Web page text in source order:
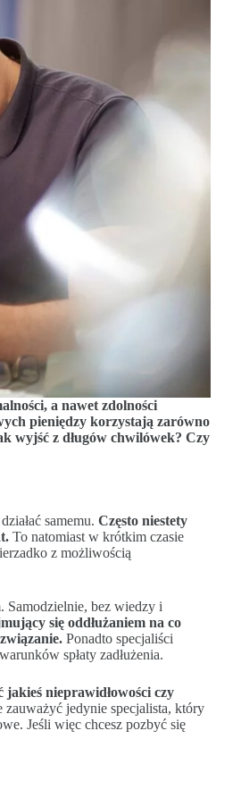
a nawet zdolności
pieniędzy korzystają zarówno
wyjść z długów chwilówek? Czy
samemu. Często niestety
To natomiast w krótkim czasie
z możliwością
Samodzielnie, bez wiedzy i
się oddłużaniem na co
Ponadto specjaliści
spłaty zadłużenia.
nieprawidłowości czy
zauważyć jedynie specjalista, który
Jeśli więc chcesz pozbyć się